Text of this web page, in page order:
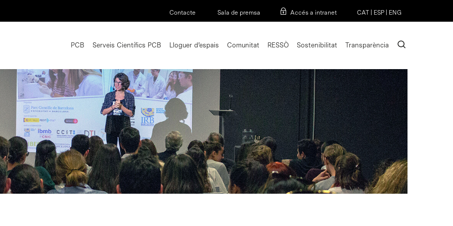
Contacte Sala de premsa Accés a intranet CAT ESP ENG
PCB Serveis Científics PCB Lloguer d’espais Comunitat RESSÒ Sostenibilitat Transparència search